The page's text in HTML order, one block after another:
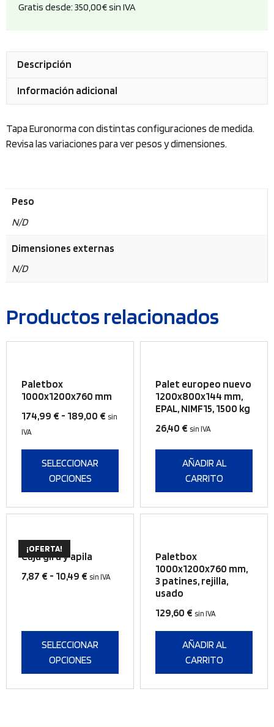
Gratis desde: 350,00€ sin IVA
Descripción
Información adicional
Tapa Euronorma con distintas configuraciones de medida.
Revisa las variaciones para ver pesos y dimensiones.
Peso
N/D
Dimensiones externas
N/D
Productos relacionados
Paletbox
1000x1200x760 mm
174,99 € - 189,00 € Rango
hasta
189,00 €
sin
IVA
SELECCIONAR
OPCIONES
producto
tiene
variantes.
pueden
en
página
de
producto
Palet europeo nuevo
1200x800x144 mm,
EPAL, NIMF15, 1500 kg
26,40 € sin IVA
AÑADIR AL
CARRITO
¡OFERTA!
Caja gira y apila
7,87 € - 10,49 € Rango
hasta
10,49 €
sin IVA
SELECCIONAR
OPCIONES
producto
tiene
múltiples
pueden
elegir
en
Paletbox
1000x1200x760 mm,
3 patines, rejilla,
usado
129,60 € sin IVA
AÑADIR AL
CARRITO